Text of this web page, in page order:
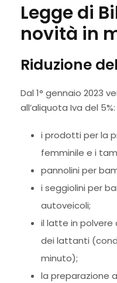
Legge di
novità in
Riduzione
Dal 1° gennaio 2023
all’aliquota Iva del 5%:
i prodotti per la
femminile e i
pannolini per
i seggiolini per
autoveicoli;
il latte in polvere
dei lattanti
minuto);
la preparazione